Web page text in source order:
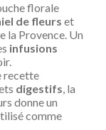
florale
de fleurs et
la Provence. Un
infusions
recette
digestifs, la
donne un
comme